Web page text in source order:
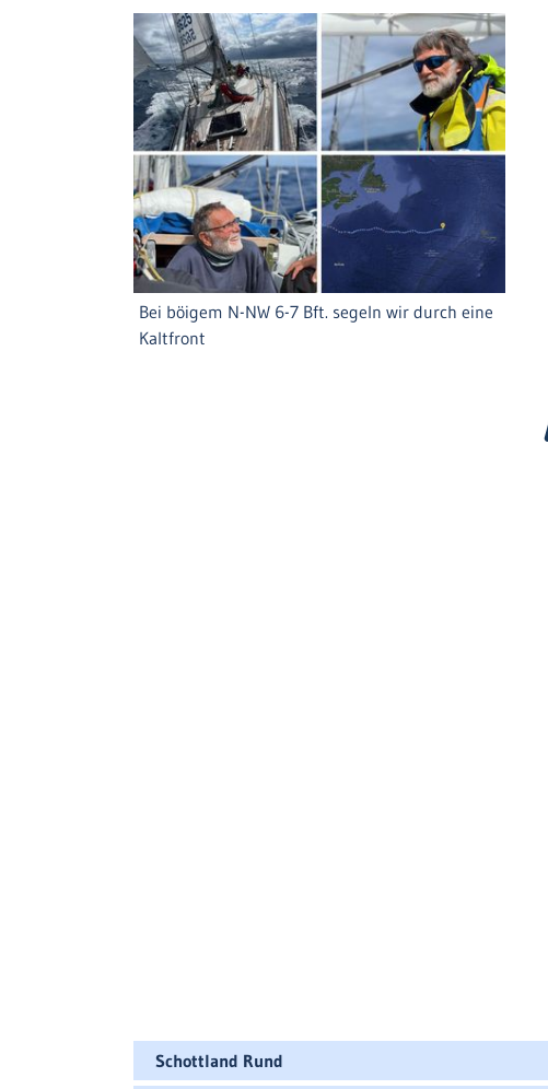
Bei böigem N-NW 6-7 Bft. segeln wir durch eine
Kaltfront
Schottland Rund